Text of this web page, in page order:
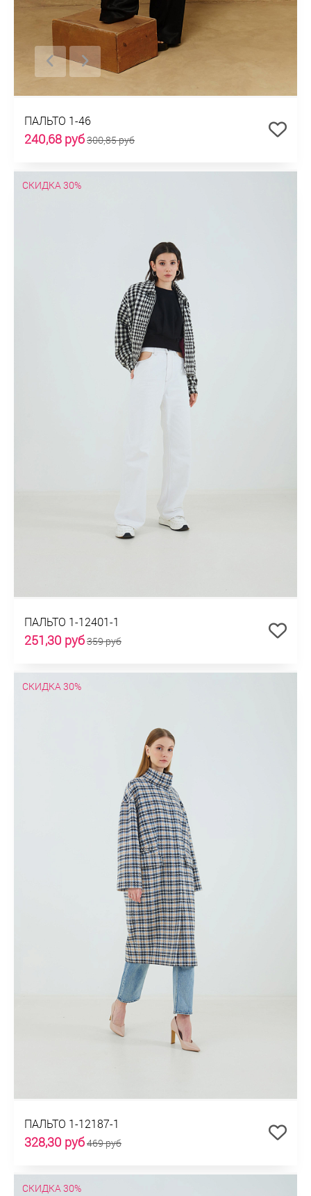
ПАЛЬТО 1-46
240,68 руб300,85 руб
СКИДКА 30%
ПАЛЬТО 1-12401-1
251,30 руб359 руб
СКИДКА 30%
ПАЛЬТО 1-12187-1
328,30 руб469 руб
СКИДКА 30%